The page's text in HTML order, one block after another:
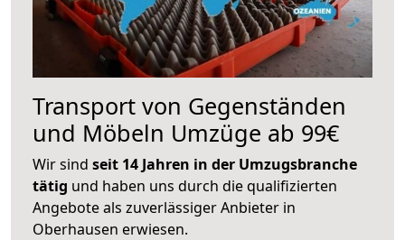
Transport von Gegenständen
und Möbeln Umzüge ab 99€
Wir sind seit 14 Jahren in der Umzugsbranche
tätig und haben uns durch die qualifizierten
Angebote als zuverlässiger Anbieter in
Oberhausen erwiesen.